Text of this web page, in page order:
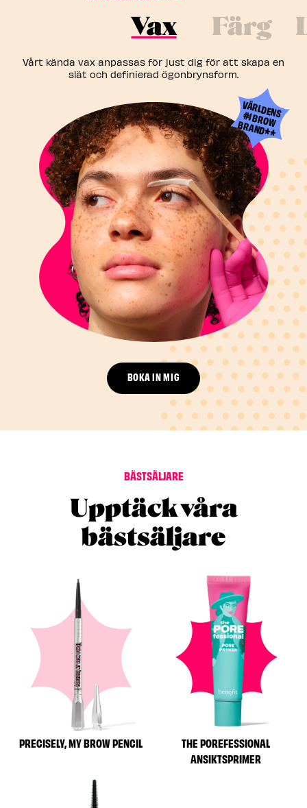
Vax Färg
Vårt kända vax anpassas för just dig för att skapa en
slät och definierad ögonbrynsform.
VÄRLDENS #1 BROW
BRAND**
BOKA IN MIG
BÄSTSÄLJARE
Upptäck våra
bästsäljare
PRECISELY, MY BROW PENCIL
THE POREFESSIONAL
ANSIKTSPRIMER